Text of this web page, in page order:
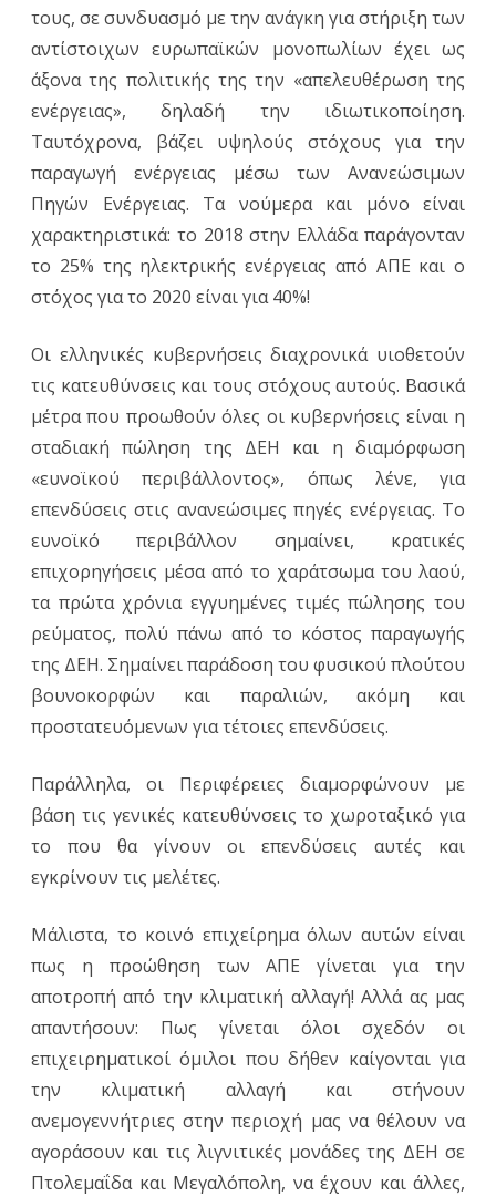
τους, σε συνδυασμό με την ανάγκη για στήριξη των
αντίστοιχων ευρωπαϊκών μονοπωλίων έχει ως
άξονα της πολιτικής της την «απελευθέρωση της
ενέργειας», δηλαδή την ιδιωτικοποίηση.
Ταυτόχρονα, βάζει υψηλούς στόχους για την
παραγωγή ενέργειας μέσω των Ανανεώσιμων
Πηγών Ενέργειας. Τα νούμερα και μόνο είναι
χαρακτηριστικά: το 2018 στην Ελλάδα παράγονταν
το 25% της ηλεκτρικής ενέργειας από ΑΠΕ και ο
στόχος για το 2020 είναι για 40%!
Οι ελληνικές κυβερνήσεις διαχρονικά υιοθετούν
τις κατευθύνσεις και τους στόχους αυτούς. Βασικά
μέτρα που προωθούν όλες οι κυβερνήσεις είναι η
σταδιακή πώληση της ΔΕΗ και η διαμόρφωση
«ευνοϊκού περιβάλλοντος», όπως λένε, για
επενδύσεις στις ανανεώσιμες πηγές ενέργειας. Το
ευνοϊκό περιβάλλον σημαίνει, κρατικές
επιχορηγήσεις μέσα από το χαράτσωμα του λαού,
τα πρώτα χρόνια εγγυημένες τιμές πώλησης του
ρεύματος, πολύ πάνω από το κόστος παραγωγής
της ΔΕΗ. Σημαίνει παράδοση του φυσικού πλούτου
βουνοκορφών και παραλιών, ακόμη και
προστατευόμενων για τέτοιες επενδύσεις.
Παράλληλα, οι Περιφέρειες διαμορφώνουν με
βάση τις γενικές κατευθύνσεις το χωροταξικό για
το που θα γίνουν οι επενδύσεις αυτές και
εγκρίνουν τις μελέτες.
Μάλιστα, το κοινό επιχείρημα όλων αυτών είναι
πως η προώθηση των ΑΠΕ γίνεται για την
αποτροπή από την κλιματική αλλαγή! Αλλά ας μας
απαντήσουν: Πως γίνεται όλοι σχεδόν οι
επιχειρηματικοί όμιλοι που δήθεν καίγονται για
την κλιματική αλλαγή και στήνουν
ανεμογεννήτριες στην περιοχή μας να θέλουν να
αγοράσουν και τις λιγνιτικές μονάδες της ΔΕΗ σε
Πτολεμαΐδα και Μεγαλόπολη, να έχουν και άλλες,